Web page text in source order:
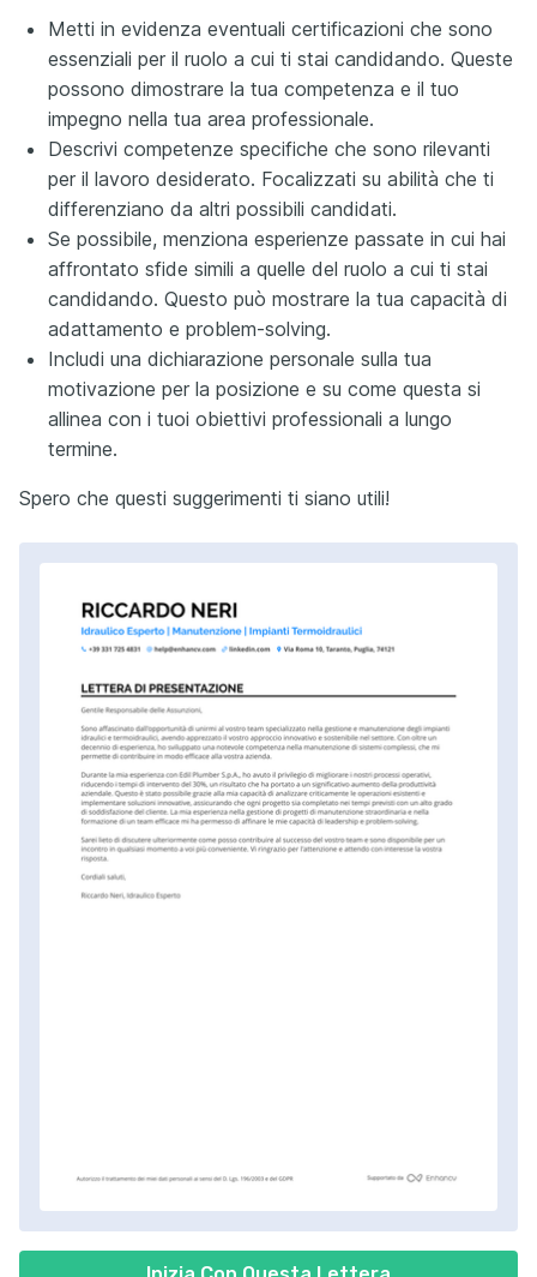
Metti in evidenza eventuali certificazioni che sono
essenziali per il ruolo a cui ti stai candidando. Queste
possono dimostrare la tua competenza e il tuo
impegno nella tua area professionale.
Descrivi competenze specifiche che sono rilevanti
per il lavoro desiderato. Focalizzati su abilità che ti
differenziano da altri possibili candidati.
Se possibile, menziona esperienze passate in cui hai
affrontato sfide simili a quelle del ruolo a cui ti stai
candidando. Questo può mostrare la tua capacità di
adattamento e problem-solving.
Includi una dichiarazione personale sulla tua
motivazione per la posizione e su come questa si
allinea con i tuoi obiettivi professionali a lungo
termine.
Spero che questi suggerimenti ti siano utili!